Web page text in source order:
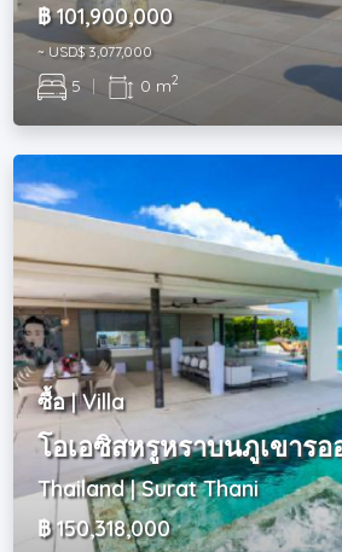
฿ 101,900,000
~ USD$ 3,077,000
5 | 0 m2
ซื้อ | Villa
โอเอซิสหรูหราบนภูเขารอ
Thailand | Surat Thani
฿ 150,318,000